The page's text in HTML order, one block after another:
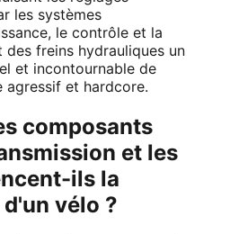
les systèmes
le contrôle et la
freins hydrauliques un
et incontournable de
et hardcore.
composants
et les
ils la
vélo ?